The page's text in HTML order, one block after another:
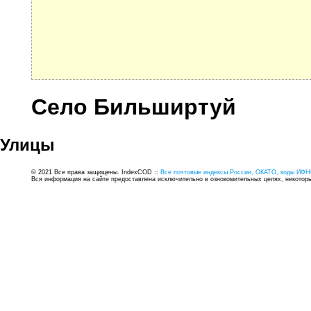
Село Бильширтуй
Улицы
© 2021 Все права защищены. IndexCOD :: Все почтовые индексы России, ОКАТО, коды
Вся информация на сайте предоставлена исключительно в ознокомительных целях,